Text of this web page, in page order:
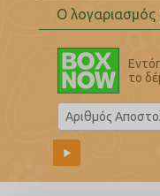
Ο λογαριασμός
το